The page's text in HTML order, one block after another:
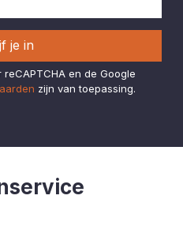
je in
en de Google
zijn van toepassing.